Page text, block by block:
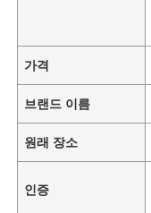
가격
브랜드 이름
원래 장소
인증